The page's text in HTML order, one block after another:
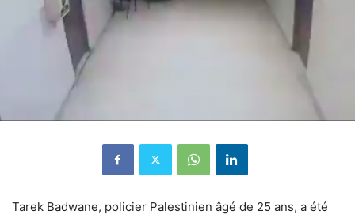
Tarek Badwane, policier Palestinien âgé de 25 ans, a été